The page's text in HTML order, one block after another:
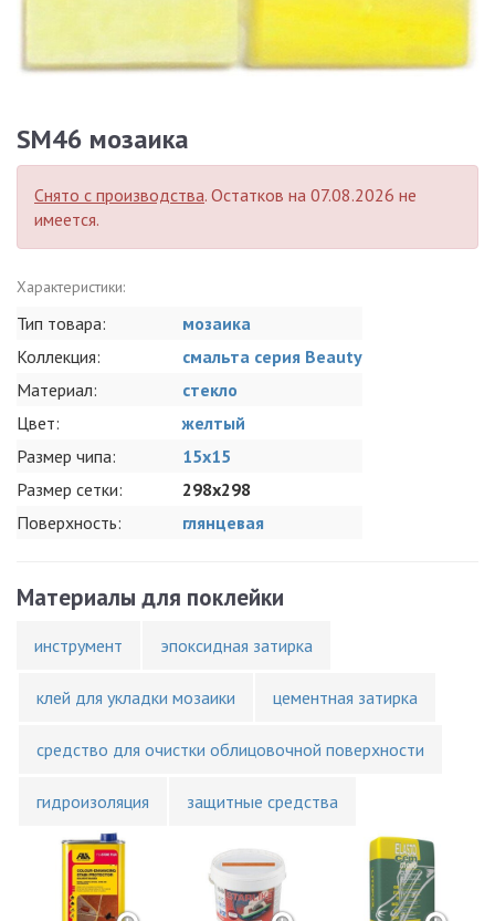
SM46 мозаика
Снято с производства. Остатков на 07.08.2026 не
имеется.
Характеристики:
Тип товара:
мозаика
Коллекция:
смальта серия Beauty
Материал:
стекло
Цвет:
желтый
Размер чипа:
15x15
Размер сетки:
298x298
Поверхность:
глянцевая
Материалы для поклейки
инструмент эпоксидная затирка
клей для укладки мозаики цементная затирка
средство для очистки облицовочной поверхности
гидроизоляция защитные средства